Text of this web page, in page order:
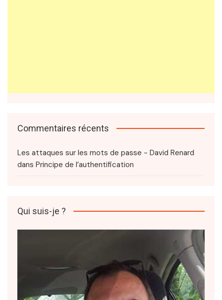
Commentaires récents
Les attaques sur les mots de passe - David Renard
dans Principe de l’authentification
Qui suis-je ?